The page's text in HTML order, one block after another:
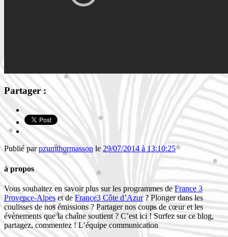
Partager :
Publié parpzumthormassonle29/07/2014 à 13:10:25
à propos
Vous souhaitez en savoir plus sur les programmes de France 3
Provence-Alpes et de France3 Côte d’Azur? Plonger dans les
coulisses de nos émissions ? Partager nos coups de cœur et les
évènements que la chaîne soutient ? C’est ici ! Surfez sur ce blog,
partagez, commentez ! L’équipe communication